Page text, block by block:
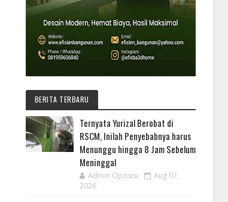
BERITA TERBARU
Ternyata Yurizal Berobat di
RSCM, Inilah Penyebabnya harus
Menunggu hingga 8 Jam Sebelum
Meninggal
Admin Oposisi
Aug 07,
2026